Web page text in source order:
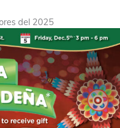
del 2025